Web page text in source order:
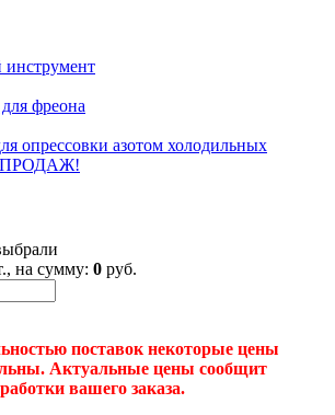
фреона
опрессовки азотом холодильных
ПРОДАЖ!
на сумму: 0 руб.
поставок некоторые цены
Актуальные цены сообщит
вашего заказа.